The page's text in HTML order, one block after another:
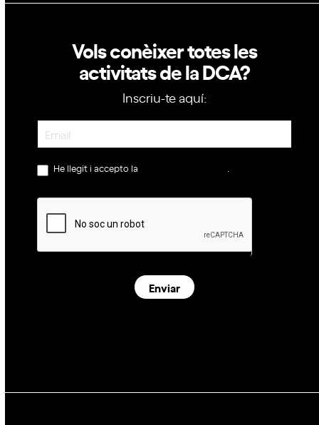
Vols conèixer totes les
activitats de la DCA?
Inscriu-te aquí:
He llegit i accepto la
Enviar